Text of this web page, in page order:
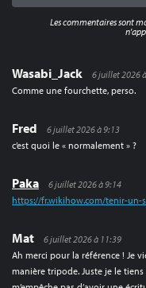
Wasabi_Jack
6 juillet 2026
Comme une fourchette, perso.
Fred
6 juillet 2026 à 9:13
c’est quoi le « normalement » ?
Paka
6 juillet 2026 à 9:14
https://fr.wikihow.com/tenir-un-
Mat
6 juillet 2026 à 11:39
Ah merci pour la référence ! Je
manière tripode. Juste je le
Les commentaires sont